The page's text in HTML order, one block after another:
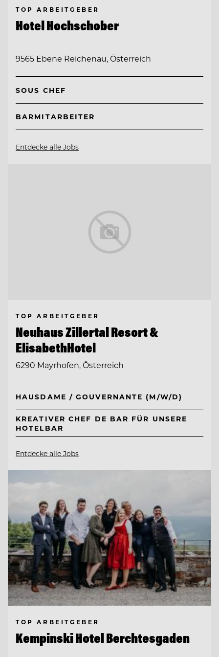
TOP ARBEITGEBER
Hotel Hochschober
9565 Ebene Reichenau, Österreich
SOUS CHEF
BARMITARBEITER
Entdecke alle Jobs
TOP ARBEITGEBER
Neuhaus Zillertal Resort &
ElisabethHotel
6290 Mayrhofen, Österreich
HAUSDAME / GOUVERNANTE (M/W/D)
KREATIVER CHEF DE BAR FÜR UNSERE
HOTELBAR
Entdecke alle Jobs
TOP ARBEITGEBER
Kempinski Hotel Berchtesgaden